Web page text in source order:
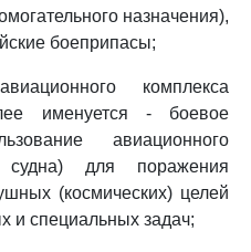
назначения),
боеприпасы;
комплекса
именуется - боевое
авиационного
судна) для поражения
(космических) целей
и специальных задач;